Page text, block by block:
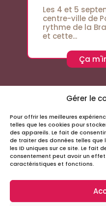
Gérer le
Pour offrir les meilleures
telles que les cookies pour
des appareils. Le fait de
de traiter des données telles
les ID uniques sur ce site. Le fait
consentement peut avoir un
caractéristiques et fonctions.
Les 4 et 5
centre-ville de
rythme de la
et cette...
Ça
Suivez-nous sur les
Infos